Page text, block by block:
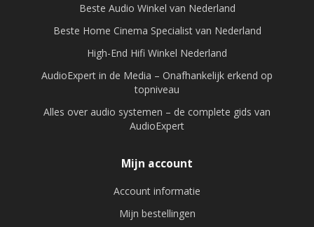
Beste Audio Winkel van Nederland
Beste Home Cinema Specialist van Nederland
High-End Hifi Winkel Nederland
AudioExpert in de Media – Onafhankelijk erkend op
topniveau
Alles over audio systemen – de complete gids van
AudioExpert
Mijn account
Account informatie
Mijn bestellingen